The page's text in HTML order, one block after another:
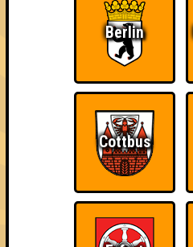
Nepomuk
Das Kneipenquiz in Plagwitz ·
Angemeldete Teams
Berlin
Cottbus